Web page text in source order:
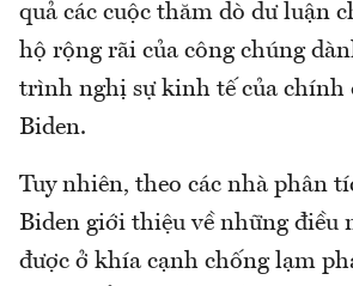
quả các cuộc thăm dò dư luận
hộ rộng rãi của công chúng
trình nghị sự kinh tế của chính
Biden.
Tuy nhiên, theo các nhà phân
Biden giới thiệu về những điều
được ở khía cạnh chống lạm